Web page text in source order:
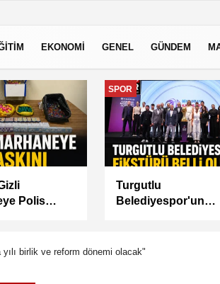
EKONOMİ GENEL GÜNDEM
MANİSA
BAŞKAN
BALABAN’DAN
birlik ve reform dönemi olacak"